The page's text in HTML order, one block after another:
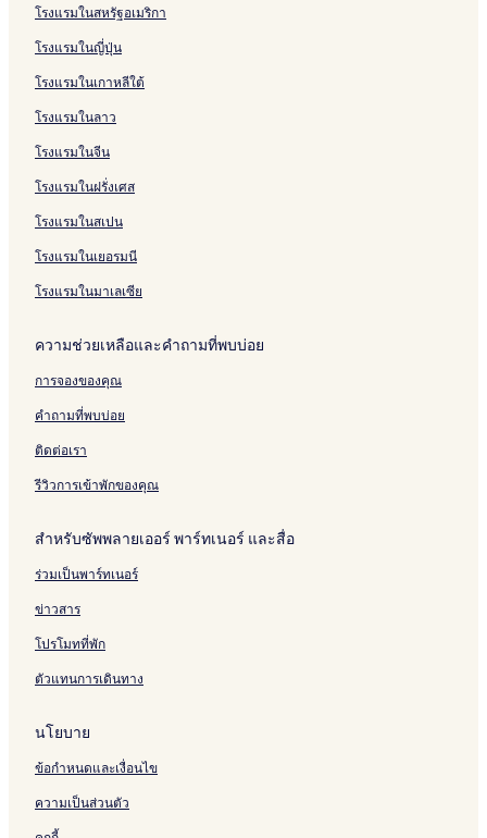
Universitaire de Paris
โรงแรมใกล้ Rue de Rivoli
โรงแรมใกล้ สถานี Paris Cité Universitaire
โรงแรมใกล้ Army Museum
โรงแรมใกล้ สถานี Saint-Germain-des-Pres
โรงแรมใกล้ ซีเต้ ยูนิเวอร์ซิแตร์
โรงแรมมีฟิตเนสใน เลฟต์แบงก์
โรงแรมใกล้ ลาซามาริเทน
โรงแรมใกล้ Abbey of Saint-Germain-des-Pres
โรงแรมใกล้แหล่งช้อปปิ้งใน ปารีส
โรงแรมธุรกิจใน เขตที่ 13
โรงแรมใกล้ Rue Mouffetard
โรงแรมใกล้ Paradis Latin
โรงแรม เขตที่ 6
โรงแรมสำหรับครอบครัวใน Ivry-sur-Seine
โรงแรมในสหรัฐอเมริกา
โรงแรมในญี่ปุ่น
โรงแรมในเกาหลีใต้
โรงแรมในลาว
โรงแรมในจีน
โรงแรมในฝรั่งเศส
โรงแรมในสเปน
โรงแรมในเยอรมนี
โรงแรมในมาเลเซีย
ความช่วยเหลือและคำถามที่พบบ่อย
การจองของคุณ
คำถามที่พบบ่อย
ติดต่อเรา
รีวิวการเข้าพักของคุณ
สำหรับซัพพลายเออร์ พาร์ทเนอร์ และสื่อ
ร่วมเป็นพาร์ทเนอร์
ข่าวสาร
โปรโมทที่พัก
ตัวแทนการเดินทาง
นโยบาย
ข้อกำหนดและเงื่อนไข
ความเป็นส่วนตัว